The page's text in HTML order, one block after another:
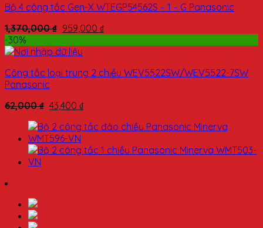
Bộ 4 công tắc Gen-X WTEGP54562S – 1 – G Panasonic
1,370,000₫ 959,000 ₫
-30%
Công tắc loại trung 2 chiều WEV5522SW/WEV5522-7SW
Panasonic
62,000₫ 43,400 ₫